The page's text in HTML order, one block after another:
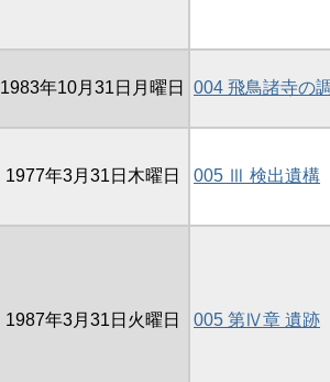
1983年10月31日月曜日 004 飛鳥諸寺の
1977年3月31日木曜日 005 Ⅲ 検出遺構
1987年3月31日火曜日 005 第Ⅳ章 遺跡